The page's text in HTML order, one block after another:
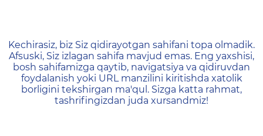
404 — Страница не
Kechirasiz, biz Siz qidirayotgan sahifani topa olmadik.
Afsuski, Siz izlagan sahifa mavjud emas. Eng yaxshisi,
bosh sahifamizga qaytib, navigatsiya va qidiruvdan
foydalanish yoki URL manzilini kiritishda xatolik
borligini tekshirgan ma'qul. Sizga katta rahmat,
tashrifingizdan juda xursandmiz!